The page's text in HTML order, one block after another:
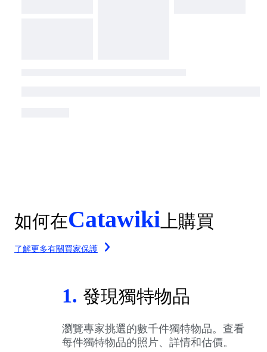
如何在Catawiki 上購買
了解更多有關買家保護
1. 發現獨特物品
瀏覽專家挑選的數千件獨特物品。查看
每件獨特物品的照片、詳情和估價。